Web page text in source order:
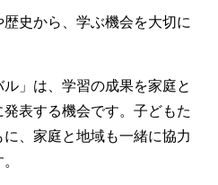
史から、学ぶ機会を大切に
ル」は、学習の成果を家庭と
表する機会です。子どもた
、家庭と地域も一緒に協力